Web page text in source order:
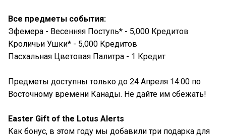
Все предметы события:
Эфемера - Весенняя Поступь* - 5,000 Кредитов
Кроличьи Ушки* - 5,000 Кредитов
Пасхальная Цветовая Палитра - 1 Кредит
Предметы доступны только до 24 Апреля 14:00 по
Восточному времени Канады. Не дайте им сбежать!
Easter Gift of the Lotus Alerts
Как бонус, в этом году мы добавили три подарка для